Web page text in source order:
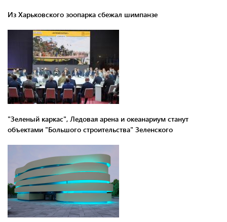
Из Харьковского зоопарка сбежал шимпанзе
"Зеленый каркас", Ледовая арена и океанариум станут
объектами "Большого строительства" Зеленского